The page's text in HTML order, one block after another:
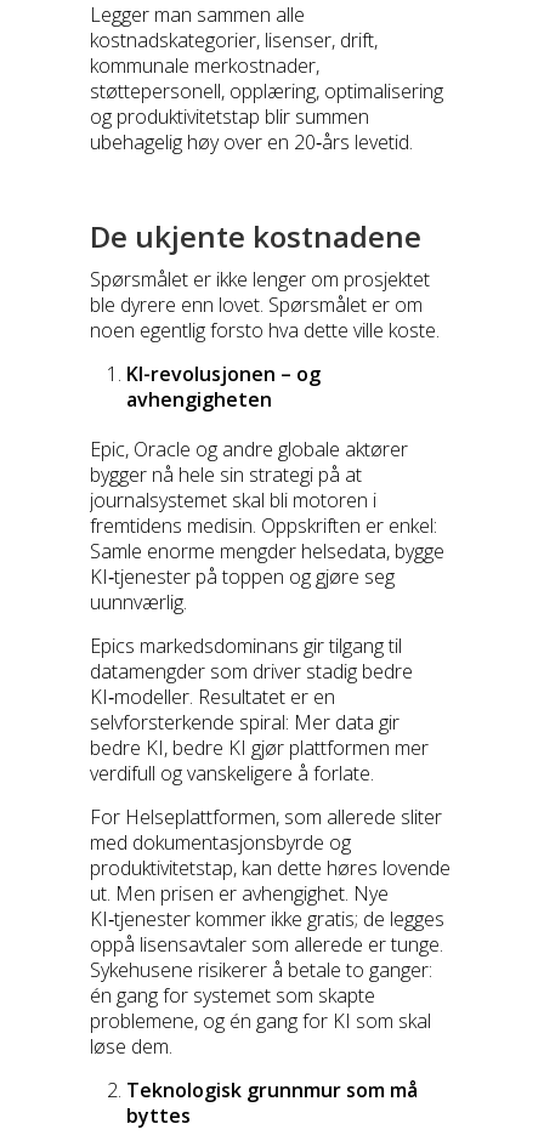
Legger man sammen alle
kostnadskategorier, lisenser, drift,
kommunale merkostnader,
støttepersonell, opplæring, optimalisering
og produktivitetstap blir summen
ubehagelig høy over en 20‑års levetid.
De ukjente kostnadene
Spørsmålet er ikke lenger om prosjektet
ble dyrere enn lovet. Spørsmålet er om
noen egentlig forsto hva dette ville koste.
KI-revolusjonen – og
avhengigheten
Epic, Oracle og andre globale aktører
bygger nå hele sin strategi på at
journalsystemet skal bli motoren i
fremtidens medisin. Oppskriften er enkel:
Samle enorme mengder helsedata, bygge
KI‑tjenester på toppen og gjøre seg
uunnværlig.
Epics markedsdominans gir tilgang til
datamengder som driver stadig bedre
KI‑modeller. Resultatet er en
selvforsterkende spiral: Mer data gir
bedre KI, bedre KI gjør plattformen mer
verdifull og vanskeligere å forlate.
For Helseplattformen, som allerede sliter
med dokumentasjonsbyrde og
produktivitetstap, kan dette høres lovende
ut. Men prisen er avhengighet. Nye
KI‑tjenester kommer ikke gratis; de legges
oppå lisensavtaler som allerede er tunge.
Sykehusene risikerer å betale to ganger:
én gang for systemet som skapte
problemene, og én gang for KI som skal
løse dem.
Teknologisk grunnmur som må
byttes